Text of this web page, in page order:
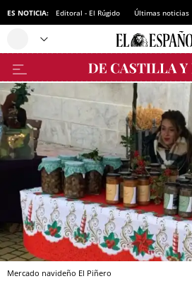
ES NOTICIA: Editoral - El Rúgido Últimas noticias
Mercado navideño El Piñero